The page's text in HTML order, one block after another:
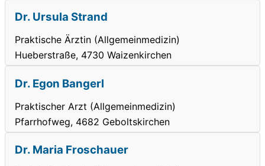
Dr. Ursula Strand
Praktische Ärztin (Allgemeinmedizin)
Hueberstraße, 4730 Waizenkirchen
Dr. Egon Bangerl
Praktischer Arzt (Allgemeinmedizin)
Pfarrhofweg, 4682 Geboltskirchen
Dr. Maria Froschauer